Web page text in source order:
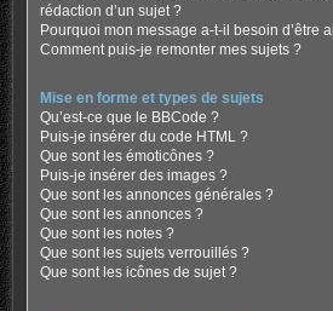
rédaction d’un sujet ?
Pourquoi mon message a-t-il besoin d’être
Comment puis-je remonter mes sujets ?
Mise en forme et types de sujets
Qu’est-ce que le BBCode ?
Puis-je insérer du code HTML ?
Que sont les émoticônes ?
Puis-je insérer des images ?
Que sont les annonces générales ?
Que sont les annonces ?
Que sont les notes ?
Que sont les sujets verrouillés ?
Que sont les icônes de sujet ?